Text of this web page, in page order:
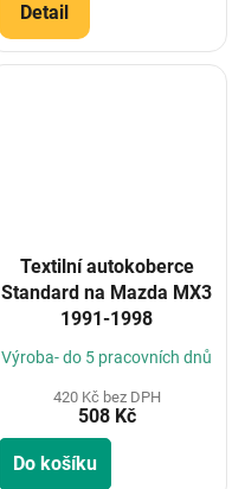
Detail
Textilní autokoberce
Standard na Mazda MX3
1991-1998
Výroba- do 5 pracovních dnů
420 Kč bez DPH
508 Kč
Do košíku